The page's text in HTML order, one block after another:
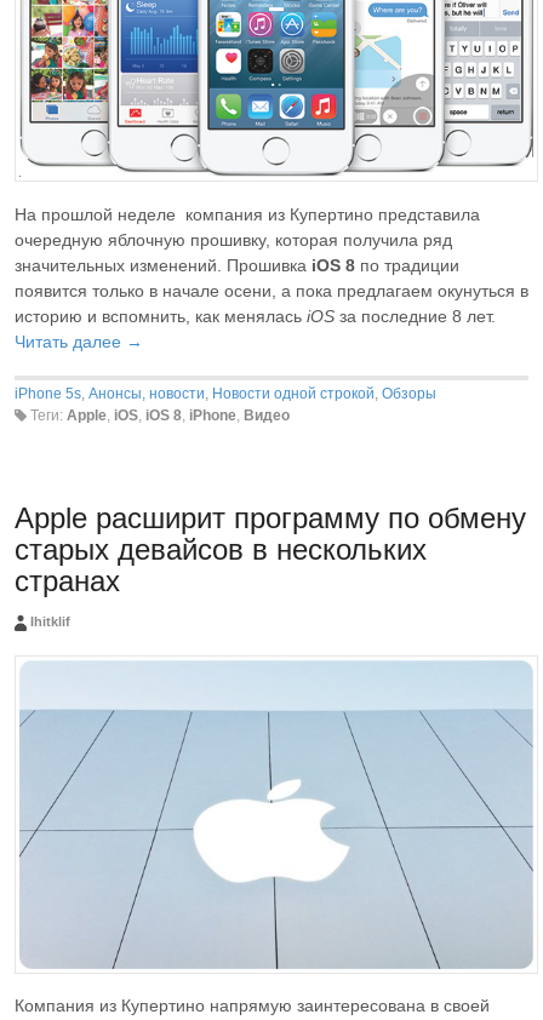
На прошлой неделе компания из Купертино представила
очередную яблочную прошивку, которая получила ряд
значительных изменений. Прошивка iOS 8 по традиции
появится только в начале осени, а пока предлагаем окунуться в
историю и вспомнить, как менялась iOS за последние 8 лет.
Читать далее →
iPhone 5s, Анонсы, новости, Новости одной строкой, Обзоры
Теги: Apple, iOS, iOS 8, iPhone, Видео
Apple расширит программу по обмену
старых девайсов в нескольких
странах
Ihitklif
Компания из Купертино напрямую заинтересована в своей